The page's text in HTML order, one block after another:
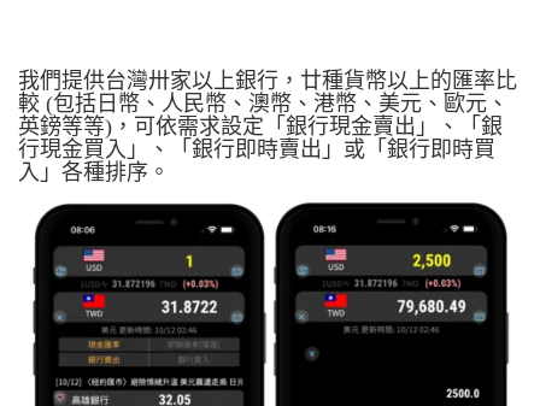
我們提供台灣卅家以上銀行，廿種貨幣以上的匯率比
較 (包括日幣、人民幣、澳幣、港幣、美元、歐元、
英鎊等等)，可依需求設定「銀行現金賣出」、「銀
行現金買入」、「銀行即時賣出」或「銀行即時買
入」各種排序。